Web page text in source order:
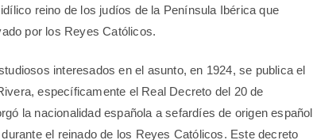
reino de los judíos de la Península Ibérica que
por los Reyes Católicos.
interesados en el asunto, en 1924, se publica el
específicamente el Real Decreto del 20 de
la nacionalidad española a sefardíes de origen español
el reinado de los Reyes Católicos. Este decreto